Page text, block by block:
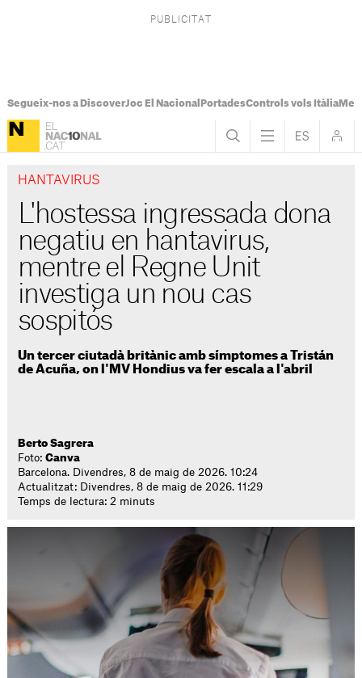
Segueix-nos a DiscoverJoc El Nacional PortadesControls vols Itàlia
HANTAVIRUS
L'hostessa ingressada dona
negatiu en hantavirus,
mentre el Regne Unit
investiga un nou cas
sospitós
Un tercer ciutadà britànic amb símptomes a Tristán
de Acuña, on l'MV Hondius va fer escala a l'abril
Berto Sagrera
Foto:Canva
Barcelona. Divendres, 8 de maig de 2026. 10:24
Actualitzat: Divendres, 8 de maig de 2026. 11:29
Temps de lectura: 2 minuts